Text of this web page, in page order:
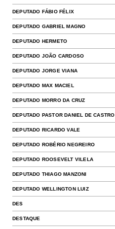
DEPUTADO FÁBIO FÉLIX
DEPUTADO GABRIEL MAGNO
DEPUTADO HERMETO
DEPUTADO JOÃO CARDOSO
DEPUTADO JORGE VIANA
DEPUTADO MAX MACIEL
DEPUTADO MORRO DA CRUZ
DEPUTADO PASTOR DANIEL DE CASTRO
DEPUTADO RICARDO VALE
DEPUTADO ROBÉRIO NEGREIRO
DEPUTADO ROOSEVELT VILELA
DEPUTADO THIAGO MANZONI
DEPUTADO WELLINGTON LUIZ
DES
DESTAQUE